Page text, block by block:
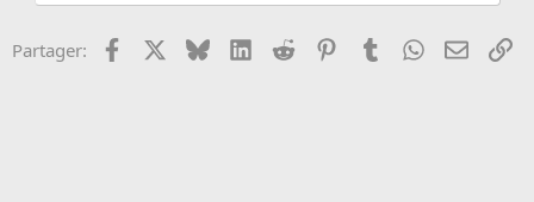
n
Partager: Facebook BlueskyLinkedInReddit PinterestTumblrWhatsApp
Email